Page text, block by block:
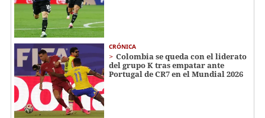
CRÓNICA
Colombia se queda con el liderato
del grupo K tras empatar ante
Portugal de CR7 en el Mundial 2026